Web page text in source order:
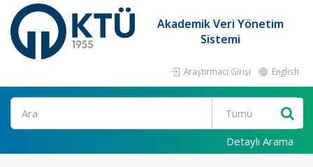
Akademik Veri Yönetim
Sistemi
Araştırmacı Girişi English
Ara
Detaylı Arama